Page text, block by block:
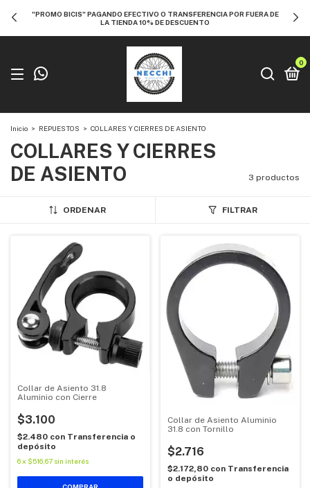
"PROMO BICIS" PAGANDO EFECTIVO O TRANSFERENCIA POR FUERA DE
LA TIENDA 10% DE DESCUENTO
0
Inicio > REPUESTOS > COLLARES Y CIERRES DE ASIENTO
COLLARES Y CIERRES
DE ASIENTO
3 productos
ORDENAR FILTRAR
Collar de Asiento 31.8
Aluminio con Cierre
$3.100
$2.480 con Transferencia o
depósito
6x $516,67 sin interés
Collar de Asiento Aluminio
31.8 con Tornillo
$2.716
$2.172,80 con Transferencia
o depósito